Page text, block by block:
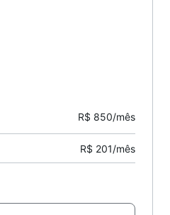
R$ 850/mês
R$ 201/mês